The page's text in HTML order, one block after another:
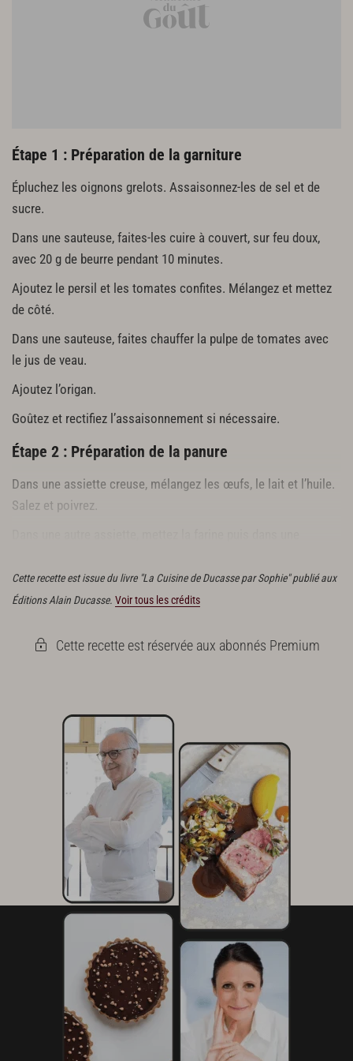
100 g de chapelure
Étape 1 : Préparation de la garniture
Épluchez les oignons grelots. Assaisonnez-les de sel et de
sucre.
Dans une sauteuse, faites-les cuire à couvert, sur feu doux,
avec 20 g de beurre pendant 10 minutes.
Ajoutez le persil et les tomates confites. Mélangez et mettez
de côté.
Dans une sauteuse, faites chauffer la pulpe de tomates avec
le jus de veau.
Ajoutez l’origan.
Goûtez et rectifiez l’assaisonnement si nécessaire.
Étape 2 : Préparation de la panure
Dans une assiette creuse, mélangez les œufs, le lait et l’huile.
Salez et poivrez.
Cette recette est issue du livre "La Cuisine de Ducasse par Sophie" publié aux
Éditions Alain Ducasse. Voir tous les crédits
Cette recette est réservée aux abonnés Premium